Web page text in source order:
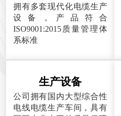
拥有多套现代化电缆生产
设备，产品符合
ISO9001:2015质量管理体
系标准
生产设备
公司拥有国内大型综合性
电线电缆生产车间，具有